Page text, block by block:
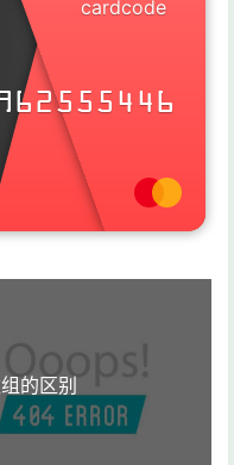
participate in a pleasant
discussion together .
you a nice day .
的区别